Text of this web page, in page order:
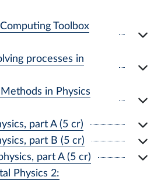
Toolbox
processes in
in Physics
part A (5 cr)
part B (5 cr)
part A (5 cr)
Physics 2: